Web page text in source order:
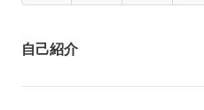
自己紹介